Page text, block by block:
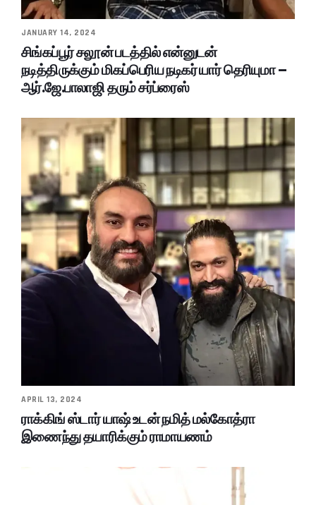
JANUARY 14, 2024
சிங்கப்பூர் சலூன் படத்தில் என்னுடன்
நடித்திருக்கும் மிகப்பெரிய நடிகர் யார் தெரியுமா –
ஆர்.ஜே.பாலாஜி தரும் சர்ப்ரைஸ்
APRIL 13, 2024
ராக்கிங் ஸ்டார் யாஷ் உடன் நமித் மல்கோத்ரா
இணைந்து தயாரிக்கும் ராமாயணம்